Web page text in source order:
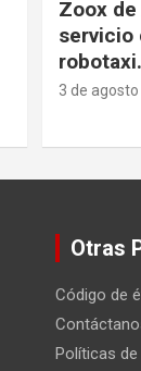
Zoox
servicio
robotaxi.
3 de
Otras
Código de
Políticas de